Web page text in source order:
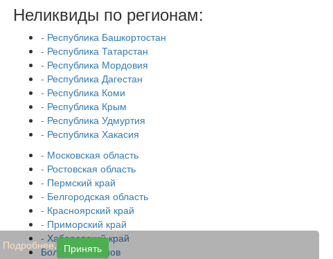
Неликвиды по регионам:
- Республика Башкортостан
- Республика Татарстан
- Республика Мордовия
- Республика Дагестан
- Республика Коми
- Республика Крым
- Республика Удмуртия
- Республика Хакасия
- Московская область
- Ростовская область
- Пермский край
- Белгородская область
- Красноярский край
- Приморский край
- Хабаровский край
Больше регионов
Подробнее. Принять